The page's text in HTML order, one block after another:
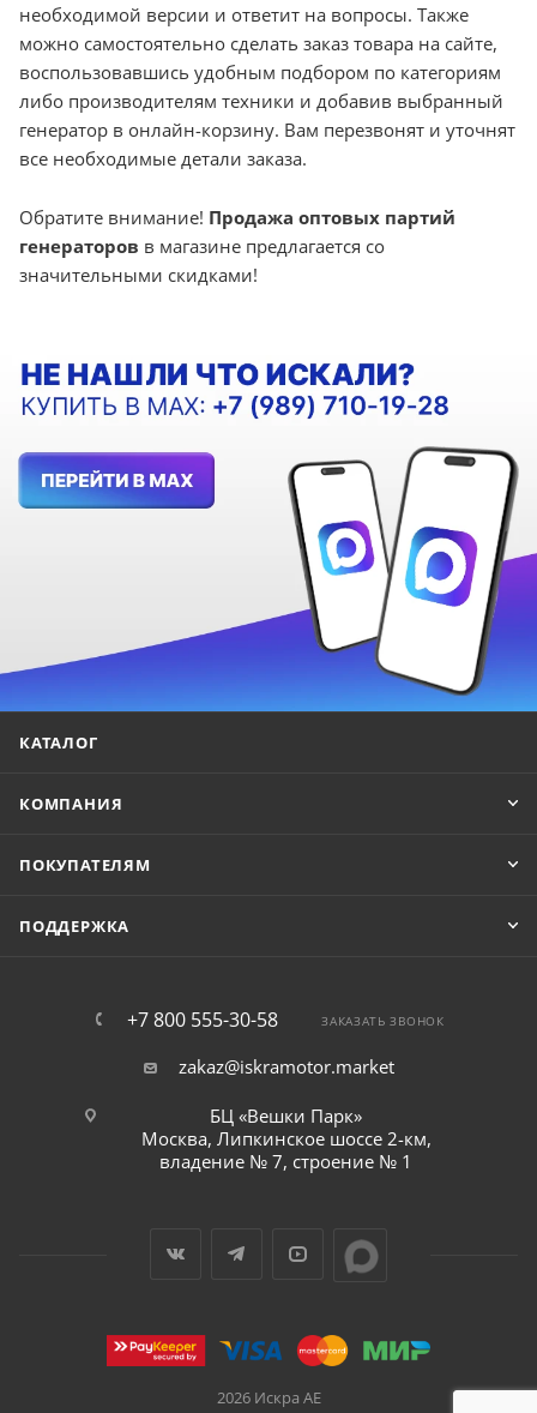
необходимой версии и ответит на вопросы. Также
можно самостоятельно сделать заказ товара на сайте,
воспользовавшись удобным подбором по категориям
либо производителям техники и добавив выбранный
генератор в онлайн-корзину. Вам перезвонят и уточнят
все необходимые детали заказа.
Обратите внимание! Продажа оптовых партий
генераторов в магазине предлагается со
значительными скидками!
КАТАЛОГ
КОМПАНИЯ
ПОКУПАТЕЛЯМ
ПОДДЕРЖКА
+7 800 555-30-58 ЗАКАЗАТЬ ЗВОНОК
zakaz@iskramotor.market
БЦ «Вешки Парк»
Москва, Липкинское шоссе 2-км,
владение № 7, строение № 1
2026 Искра АЕ